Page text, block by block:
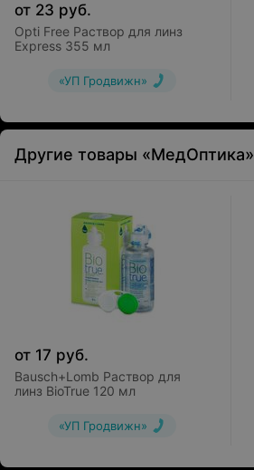
от 23 руб.
Opti Free Раствор для линз
Express 355 мл
«УП Гродвижн»
Другие товары «МедОптика»
от 17 руб.
Bausch+Lomb Раствор для
линз BioTrue 120 мл
«УП Гродвижн»